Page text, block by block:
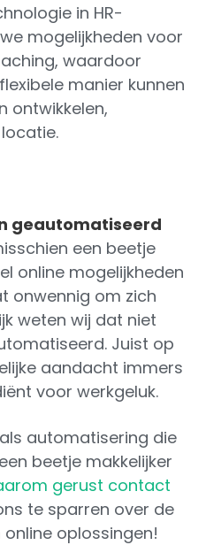
in HR-
mogelijkheden voor
waardoor
manier kunnen
ontwikkelen,
geautomatiseerd
een beetje
online mogelijkheden
onwennig om zich
weten wij dat niet
Juist op
aandacht immers
voor werkgeluk.
automatisering die
beetje makkelijker
gerust contact
te sparren over de
online oplossingen!